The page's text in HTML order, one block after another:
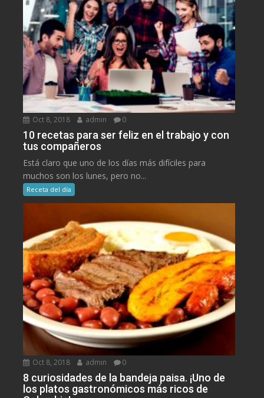
Oct 8, 2018 admin 0
10 recetas para ser feliz en el trabajo y con
tus compañeros
Está claro que uno de los días más difíciles para
muchos son los lunes, pero no...
Receta del día
Oct 8, 2018 admin 0
8 curiosidades de la bandeja paisa. ¡Uno de
los platos gastronómicos más ricos de